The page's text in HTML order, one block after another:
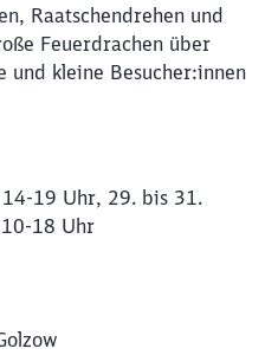
Raatschendrehen und
Feuerdrachen über
und kleine Besucher:innen
19 Uhr, 29. bis 31.
18 Uhr